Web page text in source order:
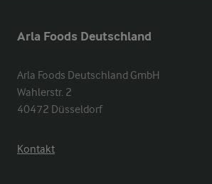
Arla Foods Deutschland
Arla Foods Deutschland GmbH
Wahlerstr. 2
40472 Düsseldorf
Kontakt